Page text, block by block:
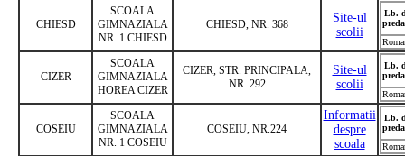
CHIESD
SCOALA
GIMNAZIALA
NR. 1 CHIESD
CHIESD, NR. 368
Site-ul
scolii
Lb.
CIZER
SCOALA
GIMNAZIALA
HOREA CIZER
CIZER, STR. PRINCIPALA,
NR. 292
Site-ul
scolii
Lb.
COSEIU
SCOALA
GIMNAZIALA
NR. 1 COSEIU
COSEIU, NR.224
Informatii
despre
scoala
Lb.